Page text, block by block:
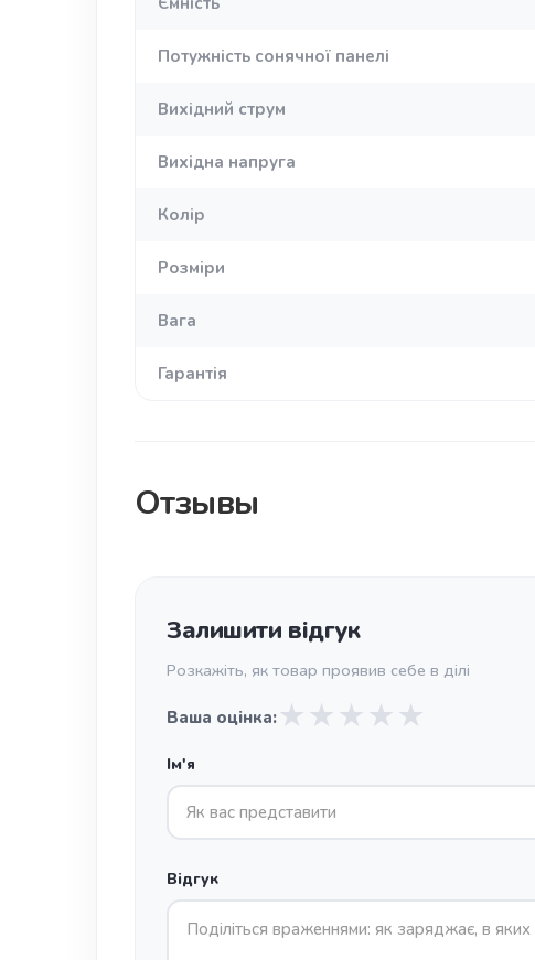
Потужність сонячної панелі
Вихідний струм
Вихідна напруга
Колір
Розміри
Вага
Гарантія
Отзывы
Залишити відгук
Розкажіть, як товар проявив себе в ділі
Ваша оцінка: ★ ★ ★ ★ ★
Ім'я
Відгук